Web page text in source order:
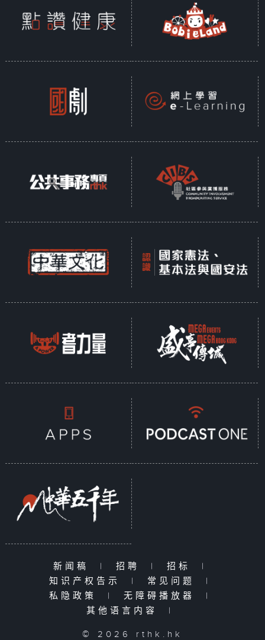
新闻稿 | 招聘 | 招标
|
知识产权告示
| 常见问题
|
私隐政策
| 无障碍播放器
|
其他语言内容
|
© 2026 rthk.hk